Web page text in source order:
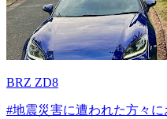
BRZ ZD8
#地震災害に遭われた方々